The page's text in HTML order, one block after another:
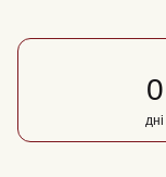
0
дні